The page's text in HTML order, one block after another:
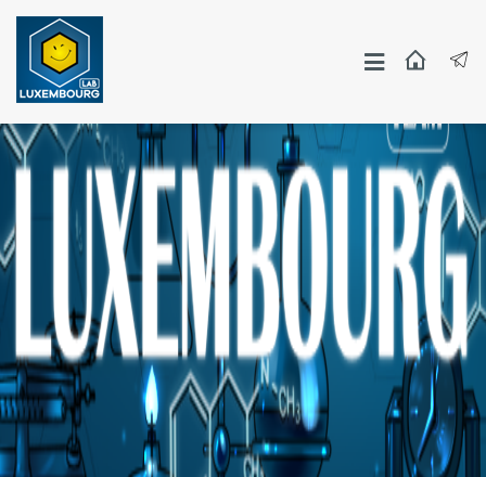
Москва
Другие Города